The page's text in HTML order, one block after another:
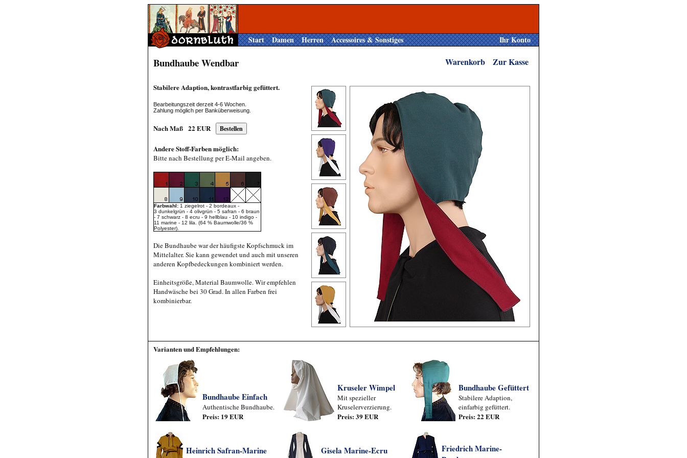
Start Damen Herren Accessoires & Sonstiges Ihr Konto
Bundhaube Wendbar Warenkorb Zur Kasse
Stabilere Adaption, kontrastfarbig gefüttert.
Bearbeitungszeit derzeit 4-6 Wochen.
Zahlung möglich per Banküberweisung.
Nach Maß 22 EUR
Andere Stoff-Farben möglich:
Bitte nach Bestellung per E-Mail angeben.
Farbwahl: 1 ziegelrot - 2 bordeaux -
3 dunkelgrün - 4 olivgrün - 5 safran - 6 braun
- 7 schwarz - 8 ecru - 9 hellblau - 10 indigo -
11 marine - 12 lila. (64 % Baumwolle/36 %
Polyester).
Die Bundhaube war der häufigste Kopfschmuck im
Mittelalter. Sie kann gewendet und auch mit unseren
anderen Kopfbedeckungen kombiniert werden.
Einheitsgröße, Material Baumwolle. Wir empfehlen
Handwäsche bei 30 Grad. In allen Farben frei
kombinierbar.
Varianten und Empfehlungen:
Bundhaube Einfach
Authentische Bundhaube.
Preis: 19 EUR
Kruseler Wimpel
Mit spezieller
Kruselerverzierung.
Preis: 39 EUR
Bundhaube Gefüttert
Stabilere Adaption,
einfarbig gefüttert.
Preis: 22 EUR
Heinrich Safran-Marine Gisela Marine-Ecru
Friedrich Marine-